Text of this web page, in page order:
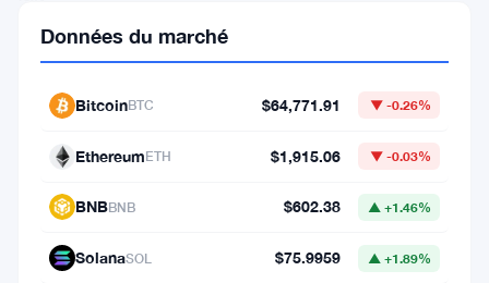
face
l’incertitude
raison
d’une
Données du marché
BitcoinBTC $64,771.91 ▼ -0.26%
EthereumETH $1,915.06 ▼ -0.03%
BNBBNB $602.38 ▲ +1.46%
SolanaSOL $75.9959 ▲ +1.89%